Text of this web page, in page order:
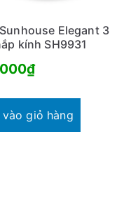
m
Elegant 3
kính SH9931
₫
vào giỏ hàng